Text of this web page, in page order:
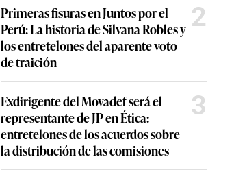
Primeras fisuras en Juntos por el
Perú: La historia de Silvana Robles y
los entretelones del aparente voto
de traición
2
Exdirigente del Movadef será el
representante de JP en Ética:
entretelones de los acuerdos sobre
la distribución de las comisiones
3